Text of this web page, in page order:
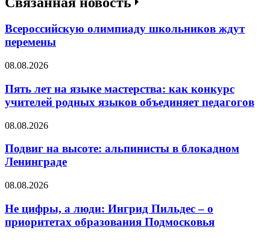
Всероссийскую олимпиаду школьников ждут
перемены
08.08.2026
Пять лет на языке мастерства: как конкурс
учителей родных языков объединяет педагогов
08.08.2026
Подвиг на высоте: альпинисты в блокадном
Ленинграде
08.08.2026
Не цифры, а люди: Ингрид Пильдес – о
приоритетах образования Подмосковья